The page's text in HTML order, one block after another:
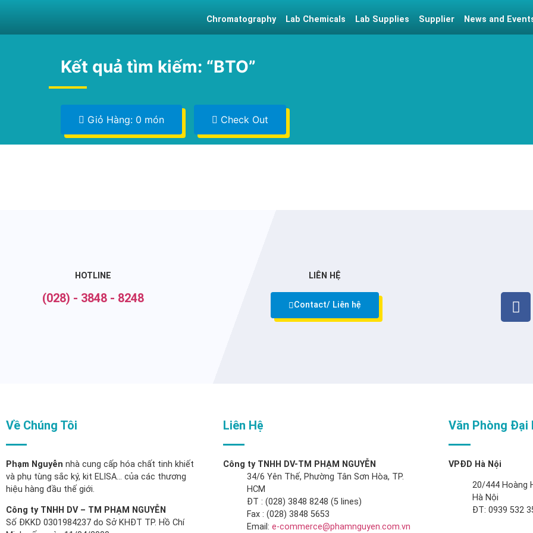
Chromatography Lab Chemicals Lab Supplies Supplier News and
Kết quả tìm kiếm: “BTO”
Giỏ Hàng: 0 món Check Out
HOTLINE
(028) - 3848 - 8248
LIÊN HỆ
Contact/ Liên hệ
Về Chúng Tôi
Phạm Nguyễn nhà cung cấp hóa chất tinh khiết
và phụ tùng sắc ký, kit ELISA… của các thương
hiệu hàng đầu thế giới.
Công ty TNHH DV – TM PHẠM NGUYỄN
Số ĐKKD 0301984237 do Sở KHĐT TP. Hồ Chí
Liên Hệ
Công ty TNHH DV-TM PHẠM NGUYỄN
34/6 Yên Thế, Phường Tân Sơn Hòa, TP.
HCM
ĐT : (028) 3848 8248 (5 lines)
Fax : (028) 3848 5653
Email: e-commerce@phamnguyen.com.vn
Văn Phòng Đại
VPĐD Hà Nội
20/444 Hoàng
Hà Nội
ĐT: 0939 532